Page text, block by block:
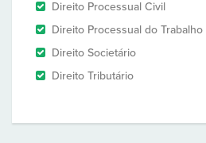
Direito Processual Civil
Direito Processual do Trabalho
Direito Societário
Direito Tributário